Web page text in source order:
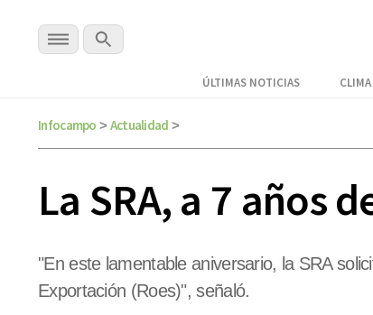
ÚLTIMAS NOTICIAS CLIMA
Infocampo > Actualidad >
La SRA, a 7 años
"En este lamentable aniversario, la SRA
Exportación (Roes)", señaló.